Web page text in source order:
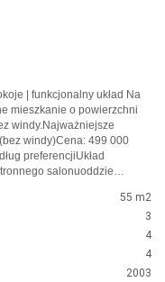
| funkcjonalny układ Na
mieszkanie o powierzchni
windy.Najważniejsze
windy)Cena: 499 000
preferencjiUkład
salonuoddzie…
55 m2
3
4
4
2003